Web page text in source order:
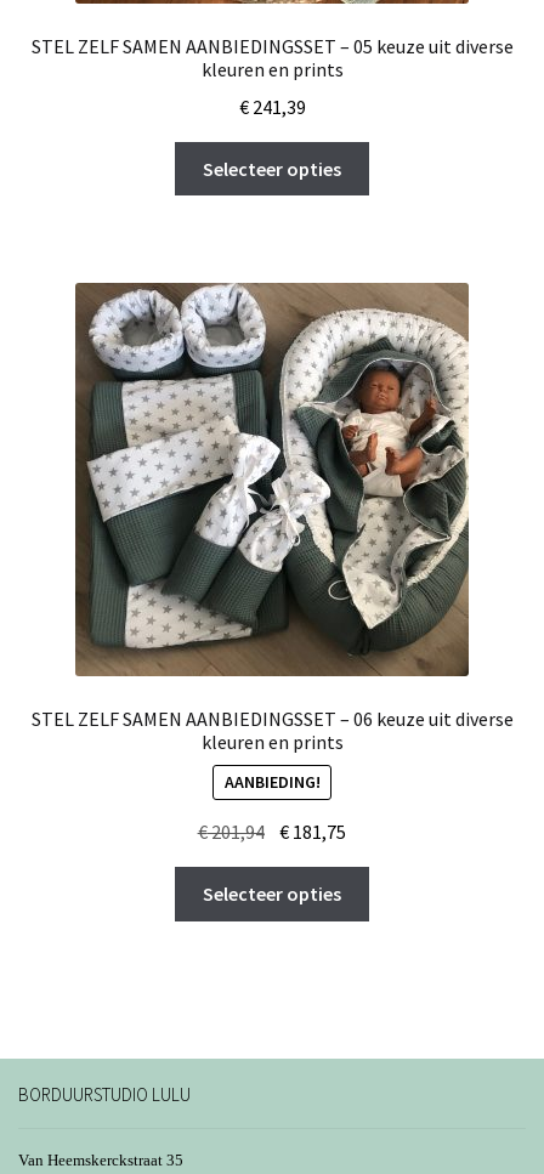
STEL ZELF SAMEN AANBIEDINGSSET – 05 keuze uit diverse
kleuren en prints
€241,39
Selecteer opties
Deze
optie
kan
gekozen
worden
op
de
productpagina
STEL ZELF SAMEN AANBIEDINGSSET – 06 keuze uit diverse
kleuren en prints
AANBIEDING!
€201,94 Oorspronkelijke
prijs
was:
€ 201,94.
€ 181,75
prijs
€ 181,75.
Selecteer opties
optie
BORDUURSTUDIO LULU
Van Heemskerckstraat 35